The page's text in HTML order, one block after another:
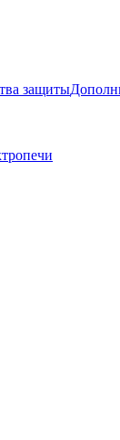
защиты